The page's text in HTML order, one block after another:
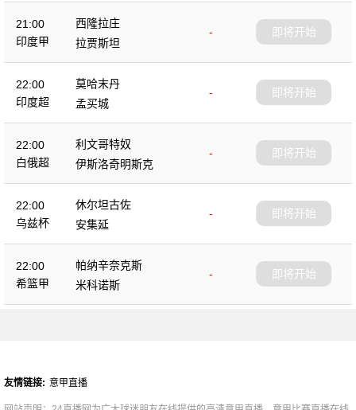
21:00
印度甲
西隆拉庄
-
拉贾斯坦
即将开始
22:00
印度超
莫哈末丹
-
孟买城
即将开始
22:00
白俄超
利文哥特奴
-
伊斯洛奇明斯克
即将开始
22:00
乌兹杯
休尔坦古佐
-
安集延
即将开始
22:00
希篮甲
帕纳辛奈克斯
-
米科诺斯
即将开始
友情链接: 意甲直播